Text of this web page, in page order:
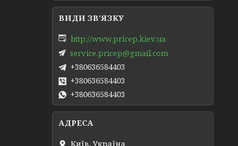
http://www.pricep.kiev.ua
service.pricep@gmail.com
+380636584403
+380636584403
+380636584403
Київ, Україна